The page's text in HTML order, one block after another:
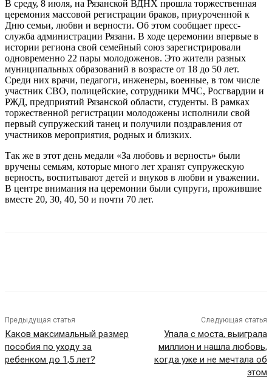
В среду, 8 июля, на Рязанской ВДНХ прошла торжественная
церемония массовой регистрации браков, приуроченной к
Дню семьи, любви и верности. Об этом сообщает пресс-
служба администрации Рязани. В ходе церемонии впервые в
истории региона свой семейный союз зарегистрировали
одновременно 22 пары молодоженов. Это жители разных
муниципальных образований в возрасте от 18 до 50 лет.
Среди них врачи, педагоги, инженеры, военные, в том числе
участник СВО, полицейские, сотрудники МЧС, Росгвардии и
РЖД, предприятий Рязанской области, студенты. В рамках
торжественной регистрации молодожены исполнили свой
первый супружеский танец и получили поздравления от
участников мероприятия, родных и близких.
Так же в этот день медали «За любовь и верность» были
вручены семьям, которые много лет хранят супружескую
верность, воспитывают детей и внуков в любви и уважении.
В центре внимания на церемонии были супруги, прожившие
вместе 20, 30, 40, 50 и почти 70 лет.
Предыдущая статья
Каков максимальный размер
пособия по уходу за
ребенком до 1,5 лет?
Следующая статья
Упала с моста, выиграла
миллион и нашла любовь,
когда уже и не мечтала об
этом